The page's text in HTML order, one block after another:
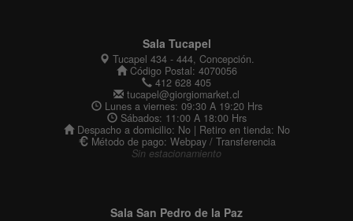
Sala Tucapel
Tucapel 434 - 444, Concepción.
Código Postal: 4070056
412 628 405
tucapel@giorgiomarket.cl
Lunes a viernes: 09:30 A 19:20 Hrs
Sábados: 11:00 A 18:00 Hrs
Despacho a domicilio: No | Retiro en tienda: No
Método de pago: Webpay / Transferencia
Sin estacionamiento
Sala San Pedro de la Paz